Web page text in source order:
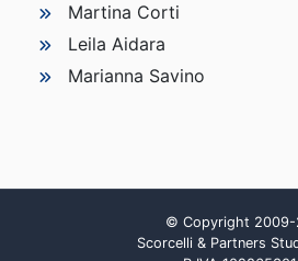
Martina Corti
Leila Aidara
Marianna Savino
© Copyright 2009-
Scorcelli & Partners